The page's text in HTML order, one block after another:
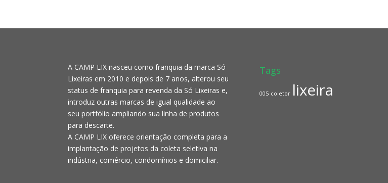
A CAMP LIX nasceu como franquia da marca Só
Lixeiras em 2010 e depois de 7 anos, alterou seu
status de franquia para revenda da Só Lixeiras e,
introduz outras marcas de igual qualidade ao
seu portfólio ampliando sua linha de produtos
para descarte.
A CAMP LIX oferece orientação completa para a
implantação de projetos da coleta seletiva na
indústria, comércio, condomínios e domiciliar.
Tags
005 coletor lixeira